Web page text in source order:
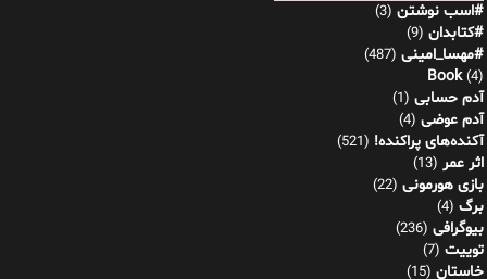
#اسب نوشتن (3)
#کتابدان (9)
#مهسا_امینی (487)
Book(4)
آدم حسابی (1)
آدم عوضی (4)
آکنده‌های پراکنده! (521)
اثر عمر (13)
بازی هورمونی (22)
برگ (4)
بیوگرافی (236)
توییت (7)
خاستان (15)